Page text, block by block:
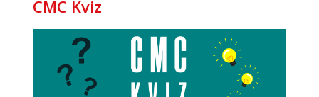
CMC Kviz